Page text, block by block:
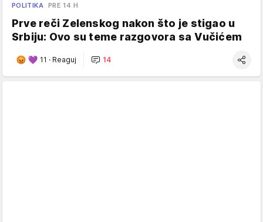
POLITIKA PRE 14 H
Prve reči Zelenskog nakon što je stigao u
Srbiju: Ovo su teme razgovora sa Vučićem
11 · Reaguj 14